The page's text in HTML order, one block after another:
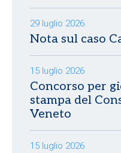
29 luglio 2026
Nota sul caso
15 luglio 2026
Concorso per
stampa del
Veneto
15 luglio 2026